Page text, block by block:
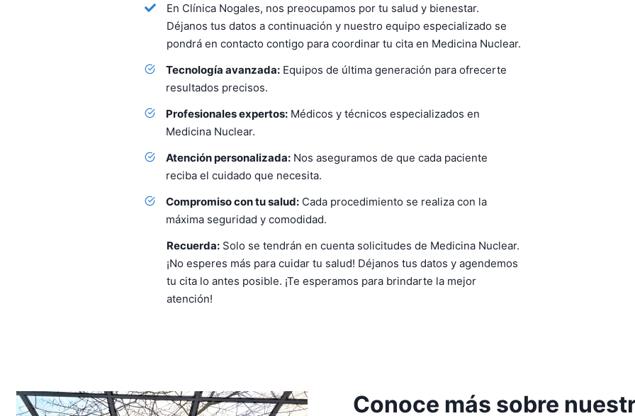
En Clínica Nogales, nos preocupamos por tu salud y bienestar.
Déjanos tus datos a continuación y nuestro equipo especializado se
pondrá en contacto contigo para coordinar tu cita en Medicina Nuclear.
Tecnología avanzada: Equipos de última generación para ofrecerte
resultados precisos.
Profesionales expertos: Médicos y técnicos especializados en
Medicina Nuclear.
Atención personalizada: Nos aseguramos de que cada paciente
reciba el cuidado que necesita.
Compromiso con tu salud: Cada procedimiento se realiza con la
máxima seguridad y comodidad.
Recuerda: Solo se tendrán en cuenta solicitudes de Medicina Nuclear.
¡No esperes más para cuidar tu salud! Déjanos tus datos y agendemos
tu cita lo antes posible. ¡Te esperamos para brindarte la mejor
atención!
Conoce más sobre